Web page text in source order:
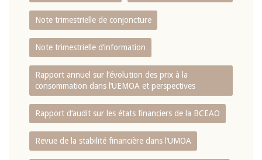
Note trimestrielle de conjoncture
Note trimestrielle d‘information
Rapport annuel sur l‘évolution des prix à la
consommation dans l‘UEMOA et perspectives
Rapport d‘audit sur les états financiers de la BCEAO
Revue de la stabilité financière dans l‘UMOA